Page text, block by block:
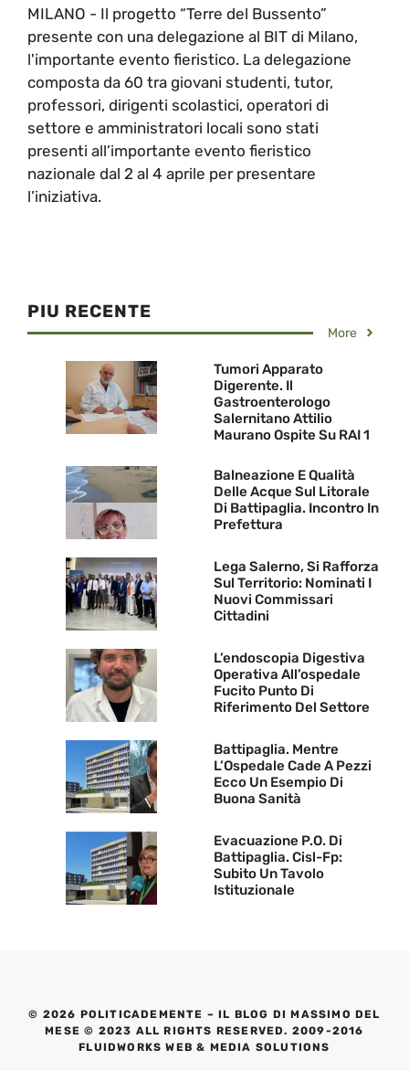
MILANO - Il progetto “Terre del Bussento”
presente con una delegazione al BIT di Milano,
l'importante evento fieristico. La delegazione
composta da 60 tra giovani studenti, tutor,
professori, dirigenti scolastici, operatori di
settore e amministratori locali sono stati
presenti all’importante evento fieristico
nazionale dal 2 al 4 aprile per presentare
l’iniziativa.
PIU RECENTE
More
Tumori Apparato
Digerente. Il
Gastroenterologo
Salernitano Attilio
Maurano Ospite Su RAI 1
Balneazione E Qualità
Delle Acque Sul Litorale
Di Battipaglia. Incontro In
Prefettura
Lega Salerno, Si Rafforza
Sul Territorio: Nominati I
Nuovi Commissari
Cittadini
L’endoscopia Digestiva
Operativa All’ospedale
Fucito Punto Di
Riferimento Del Settore
Battipaglia. Mentre
L’Ospedale Cade A Pezzi
Ecco Un Esempio Di
Buona Sanità
Evacuazione P.O. Di
Battipaglia. Cisl-Fp:
Subito Un Tavolo
Istituzionale
© 2026 POLITICADEMENTE – IL BLOG DI MASSIMO DEL
MESE © 2023 ALL RIGHTS RESERVED. 2009-2016
FLUIDWORKS WEB & MEDIA SOLUTIONS